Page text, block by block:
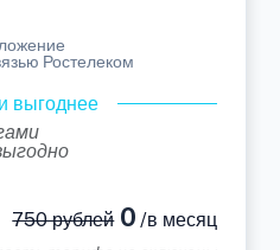
Ростелеком
выгоднее
750 рублей0 /в месяц